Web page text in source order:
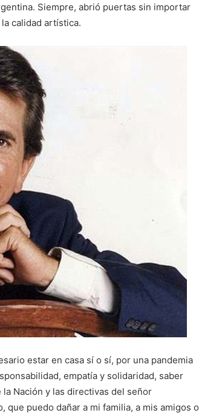
Siempre, abrió puertas sin importar
calidad artística.
estar en casa sí o sí, por una pandemia
empatía y solidaridad, saber
Nación y las directivas del señor
que puedo dañar a mi familia, a mis amigos o